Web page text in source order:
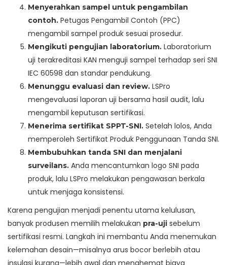
Menyerahkan sampel untuk pengambilan
contoh. Petugas Pengambil Contoh (PPC)
mengambil sampel produk sesuai prosedur.
Mengikuti pengujian laboratorium. Laboratorium
uji terakreditasi KAN menguji sampel terhadap seri SNI
IEC 60598 dan standar pendukung.
Menunggu evaluasi dan review. LSPro
mengevaluasi laporan uji bersama hasil audit, lalu
mengambil keputusan sertifikasi.
Menerima sertifikat SPPT-SNI. Setelah lolos, Anda
memperoleh Sertifikat Produk Penggunaan Tanda SNI.
Membubuhkan tanda SNI dan menjalani
surveilans. Anda mencantumkan logo SNI pada
produk, lalu LSPro melakukan pengawasan berkala
untuk menjaga konsistensi.
Karena pengujian menjadi penentu utama kelulusan,
banyak produsen memilih melakukan pra-uji sebelum
sertifikasi resmi. Langkah ini membantu Anda menemukan
kelemahan desain—misalnya arus bocor berlebih atau